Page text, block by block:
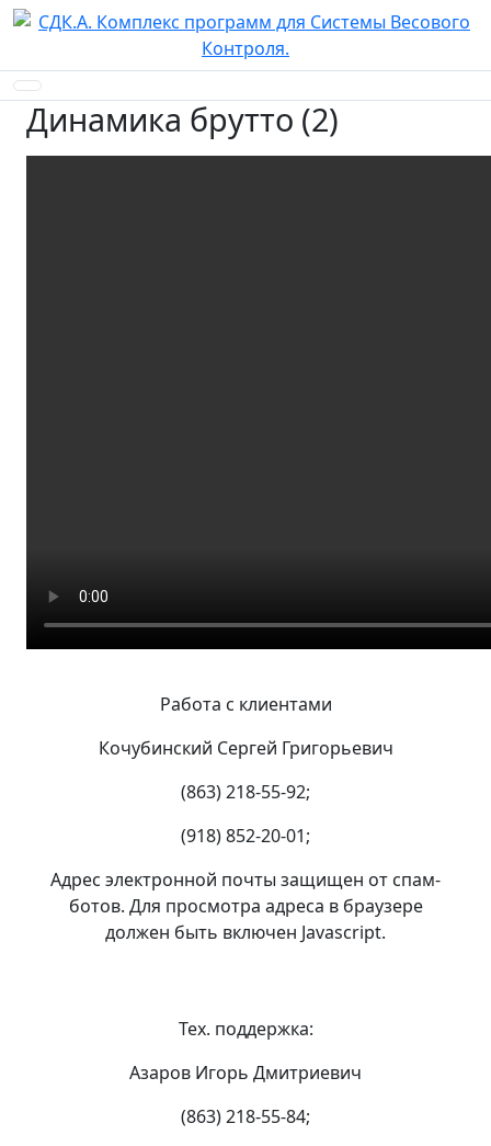
Динамика брутто (2)
Работа с клиентами
Кочубинский Сергей Григорьевич
(863) 218-55-92;
(918) 852-20-01;
Адрес электронной почты защищен от спам-
ботов. Для просмотра адреса в браузере
должен быть включен Javascript.
Тех. поддержка:
Азаров Игорь Дмитриевич
(863) 218-55-84;